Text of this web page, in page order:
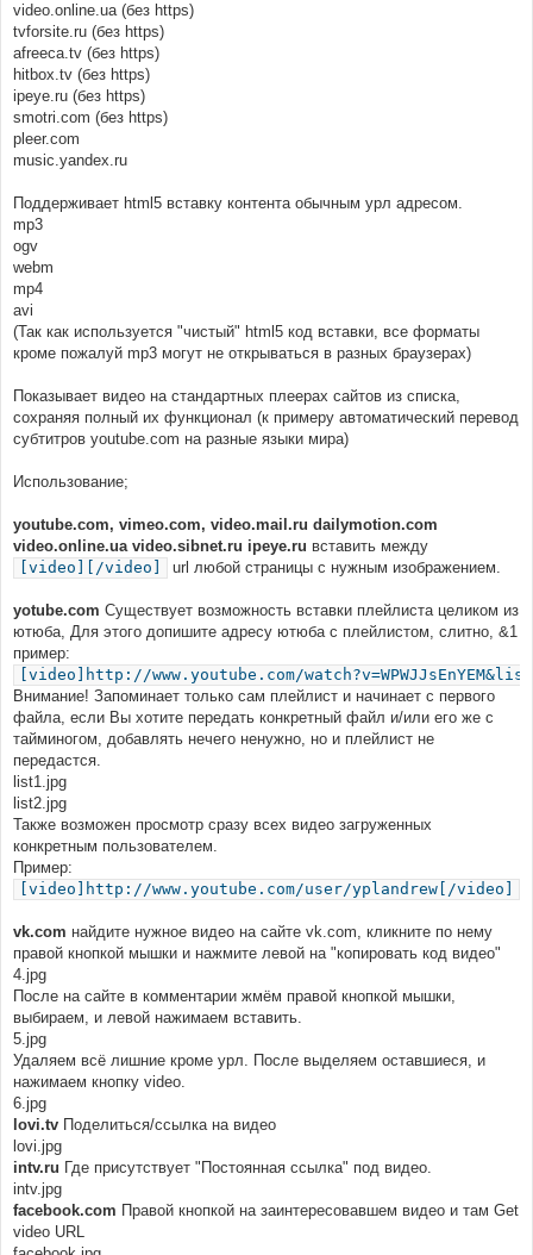
video.online.ua (без https)
tvforsite.ru (без https)
afreeca.tv (без https)
hitbox.tv (без https)
ipeye.ru (без https)
smotri.com (без https)
pleer.com
music.yandex.ru
Поддерживает html5 вставку контента обычным урл адресом.
mp3
ogv
webm
mp4
avi
(Так как используется "чистый" html5 код вставки, все форматы
кроме пожалуй mp3 могут не открываться в разных браузерах)
Показывает видео на стандартных плеерах сайтов из списка,
сохраняя полный их функционал (к примеру автоматический перевод
субтитров youtube.com на разные языки мира)
Использование;
youtube.com, vimeo.com, video.mail.ru dailymotion.com
video.online.ua video.sibnet.ru ipeye.ru вставить между
[video][/video]
url любой страницы с нужным изображением.
yotube.com Существует возможность вставки плейлиста целиком из
ютюба, Для этого допишите адресу ютюба с плейлистом, слитно, &1
пример:
[video]http://www.youtube.com/
Внимание! Запоминает только сам плейлист и начинает с первого
файла, если Вы хотите передать конкретный файл и/или его же с
тайминогом, добавлять нечего ненужно, но и плейлист не
передастся.
list1.jpg
list2.jpg
Также возможен просмотр сразу всех видео загруженных
конкретным пользователем.
Пример:
[video]http://www.youtube.com/user/yplandrew[/video]
vk.com найдите нужное видео на сайте vk.com, кликните по нему
правой кнопкой мышки и нажмите левой на "копировать код видео"
4.jpg
После на сайте в комментарии жмём правой кнопкой мышки,
выбираем, и левой нажимаем вставить.
5.jpg
Удаляем всё лишние кроме урл. После выделяем оставшиеся, и
нажимаем кнопку video.
6.jpg
lovi.tv Поделиться/ссылка на видео
lovi.jpg
intv.ru Где присутствует "Постоянная ссылка" под видео.
intv.jpg
facebook.com Правой кнопкой на заинтересовавшем видео и там Get
video URL